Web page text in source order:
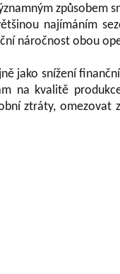
způsobem
najímáním
náročnost obou
jako snížení
na kvalitě
ztráty, omezovat